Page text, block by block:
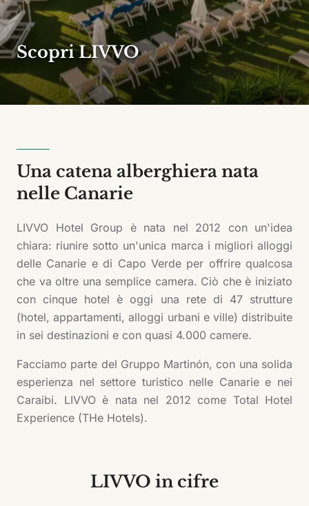
Scopri LIVVO
Una catena alberghiera nata
nelle Canarie
LIVVO Hotel Group è nata nel 2012 con un'idea
chiara: riunire sotto un'unica marca i migliori alloggi
delle Canarie e di Capo Verde per offrire qualcosa
che va oltre una semplice camera. Ciò che è iniziato
con cinque hotel è oggi una rete di 47 strutture
(hotel, appartamenti, alloggi urbani e ville) distribuite
in sei destinazioni e con quasi 4.000 camere.
Facciamo parte del Gruppo Martinón, con una solida
esperienza nel settore turistico nelle Canarie e nei
Caraibi. LIVVO è nata nel 2012 come Total Hotel
Experience (THe Hotels).
LIVVO in cifre